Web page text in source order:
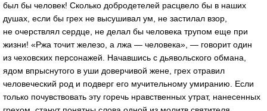
был бы человек! Сколько добродетелей расцвело бы в наших
душах, если бы грех не высушивал ум, не застилал взор,
не очерствлял сердце, не делал бы человека трупом еще при
жизни! «Ржа точит железо, а лжа — человека», — говорит один
из чеховских персонажей. Начавшись с дьявольского обмана,
ядом впрыснутого в уши доверчивой жене, грех отравил
человеческий род и подверг его мучительному умиранию. Если
только почувствовать эту горечь нравственных утрат, нанесенных